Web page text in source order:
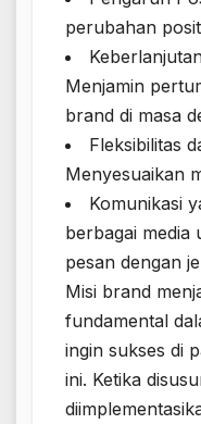
perubahan
Menjamin
brand di masa
Fleksibilitas
Menyesuaikan
Komunikasi
berbagai media
pesan dengan
Misi brand
fundamental
ingin sukses di
ini. Ketika